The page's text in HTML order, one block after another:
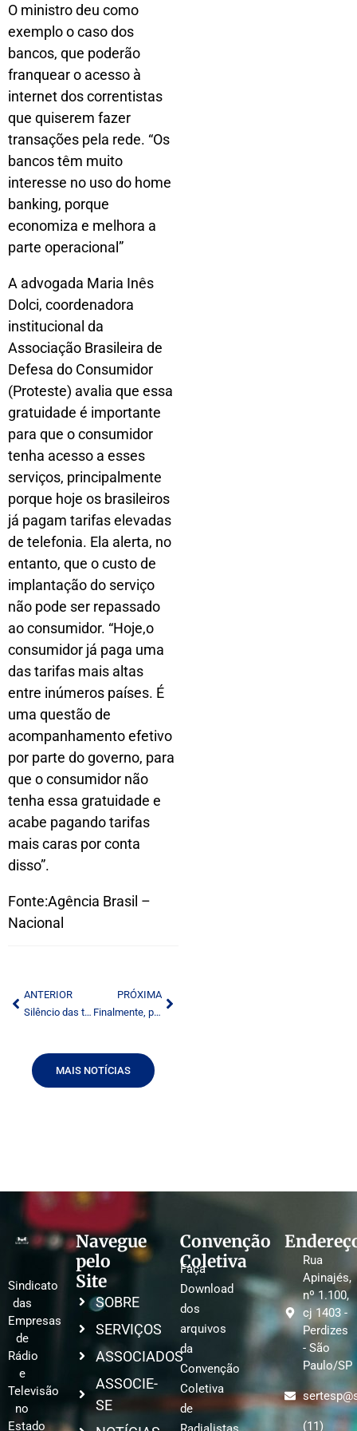
O ministro deu como
exemplo o caso dos
bancos, que poderão
franquear o acesso à
internet dos correntistas
que quiserem fazer
transações pela rede. “Os
bancos têm muito
interesse no uso do home
banking, porque
economiza e melhora a
parte operacional”
A advogada Maria Inês
Dolci, coordenadora
institucional da
Associação Brasileira de
Defesa do Consumidor
(Proteste) avalia que essa
gratuidade é importante
para que o consumidor
tenha acesso a esses
serviços, principalmente
porque hoje os brasileiros
já pagam tarifas elevadas
de telefonia. Ela alerta, no
entanto, que o custo de
implantação do serviço
não pode ser repassado
ao consumidor. “Hoje,o
consumidor já paga uma
das tarifas mais altas
entre inúmeros países. É
uma questão de
acompanhamento efetivo
por parte do governo, para
que o consumidor não
tenha essa gratuidade e
acabe pagando tarifas
mais caras por conta
disso”.
Fonte:Agência Brasil –
Nacional
ANTERIOR
Silêncio das teles e reclamação da ABTA e ABPTA
PRÓXIMA
Finalmente, plano de banda larga começa a virar realidade
MAIS NOTÍCIAS
Sindicato
das
Empresas
de
Rádio
e
Televisão
no
Estado
Navegue
pelo
Site
SOBRE
SERVIÇOS
ASSOCIADOS
ASSOCIE-
SE
Convenção
Coletiva
Faça
Download
dos
arquivos
da
Convenção
Coletiva
de
Rua
Apinajés,
nº 1.100,
cj 1403 -
Perdizes
- São
Paulo/SP
(11)